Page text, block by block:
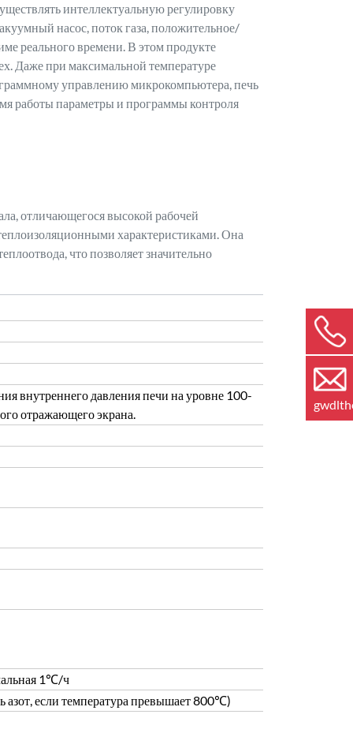
интеллектуальную регулировку
насос, поток газа, положительное/
реального времени. В этом продукте
Даже при максимальной температуре
управлению микрокомпьютера, печь
работы параметры и программы контроля
отличающегося высокой рабочей
характеристиками. Она
что позволяет значительно
внутреннего давления печи на уровне 100-
отражающего экрана.
1℃/ч
азот, если температура превышает 800℃)